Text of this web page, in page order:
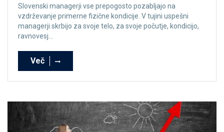
Slovenski managerji vse prepogosto pozabljajo na
vzdrževanje primerne fizične kondicije. V tujini uspešni
managerji skrbijo za svoje telo, za svoje počutje, kondicijo,
ravnovesj...
Več